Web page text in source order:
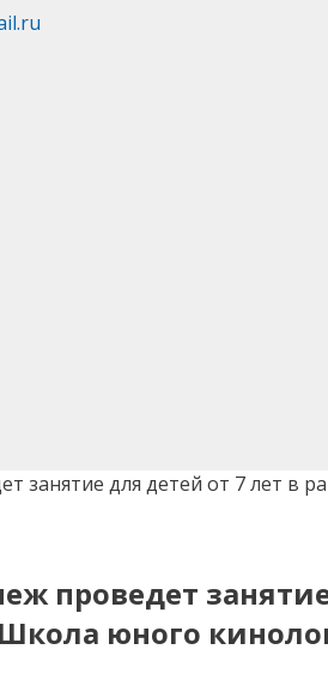
занятие для детей от 7 лет в
проведет
юного